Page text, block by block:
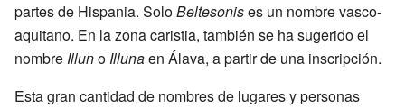
partes de Hispania. SoloBeltesonises un nombre vasco-
aquitano. En la zona caristia, también se ha sugerido el
nombre Illuno Illunaen Álava, a partir de una inscripción.
Esta gran cantidad de nombres de lugares y personas